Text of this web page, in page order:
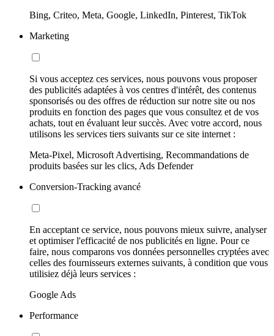
Bing, Criteo, Meta, Google, LinkedIn, Pinterest, TikTok
Marketing
Si vous acceptez ces services, nous pouvons vous proposer
des publicités adaptées à vos centres d'intérêt, des contenus
sponsorisés ou des offres de réduction sur notre site ou nos
produits en fonction des pages que vous consultez et de vos
achats, tout en évaluant leur succès. Avec votre accord, nous
utilisons les services tiers suivants sur ce site internet :
Meta-Pixel, Microsoft Advertising, Recommandations de
produits basées sur les clics, Ads Defender
Conversion-Tracking avancé
En acceptant ce service, nous pouvons mieux suivre, analyser
et optimiser l'efficacité de nos publicités en ligne. Pour ce
faire, nous comparons vos données personnelles cryptées avec
celles des fournisseurs externes suivants, à condition que vous
utilisiez déjà leurs services :
Google Ads
Performance